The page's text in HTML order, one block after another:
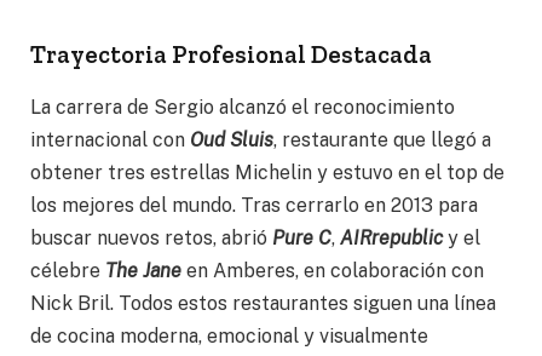
Trayectoria Profesional Destacada
La carrera de Sergio alcanzó el reconocimiento
internacional con Oud Sluis, restaurante que llegó a
obtener tres estrellas Michelin y estuvo en el top de
los mejores del mundo. Tras cerrarlo en 2013 para
buscar nuevos retos, abrió Pure C, AIRrepublicy el
célebre The Jane en Amberes, en colaboración con
Nick Bril. Todos estos restaurantes siguen una línea
de cocina moderna, emocional y visualmente